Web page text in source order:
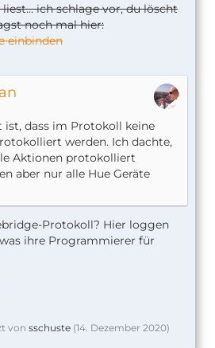
ich schlage vor, du löscht
noch mal hier:
einbinden
ist, dass im Protokoll keine
werden. Ich dachte,
Aktionen protokolliert
aber nur alle Hue Geräte
Protokoll? Hier loggen
ihre Programmierer für
von sschuste (14. Dezember 2020)